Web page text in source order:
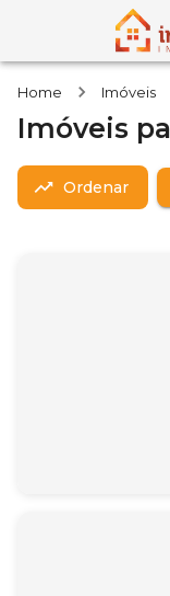
Home Imóveis
Imóveis
Ordenar